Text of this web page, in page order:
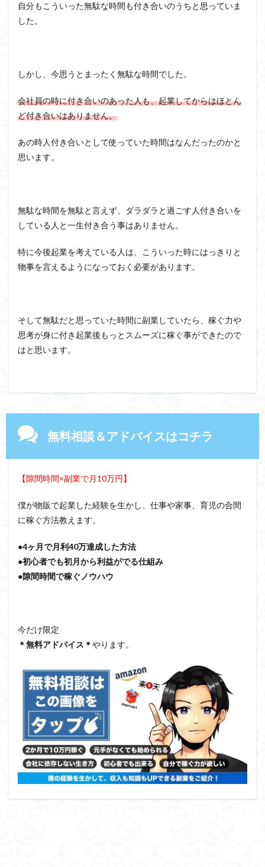
自分もこういった無駄な時間も付き合いのうちと思っていま
した。
しかし、今思うとまったく無駄な時間でした。
会社員の時に付き合いのあった人も、起業してからはほとん
ど付き合いはありません。
あの時人付き合いとして使っていた時間はなんだったのかと
思います。
無駄な時間を無駄と言えず、ダラダラと過ごす人付き合いを
している人と一生付き合う事はありません。
特に今後起業を考えている人は、こういった時にはっきりと
物事を言えるようになっておく必要があります。
そして無駄だと思っていた時間に副業していたら、稼ぐ力や
思考が身に付き起業後もっとスムーズに稼ぐ事ができたので
はと思います。
無料相談＆アドバイスはコチラ
【隙間時間×副業で月10万円】
僕が物販で起業した経験を生かし、仕事や家事、育児の合間
に稼ぐ方法教えます。
●4ヶ月で月利40万達成した方法
●初心者でも初月から利益がでる仕組み
●隙間時間で稼ぐノウハウ
今だけ限定
＊無料アドバイス＊やります。